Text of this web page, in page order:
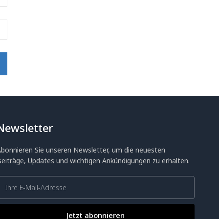
Sie unseren Newsletter, um die neuesten
Updates und wichtigen Ankündigungen zu erhalten.
Jetzt abonnieren